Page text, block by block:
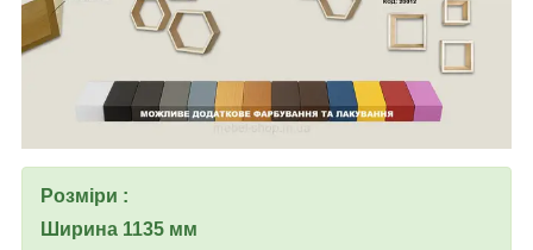
Розміри :
Ширина 1135 мм